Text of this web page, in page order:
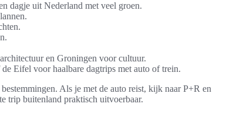
dagje uit Nederland met veel groen.
en Groningen voor cultuur.
Eifel voor haalbare dagtrips met auto of trein.
Als je met de auto reist, kijk naar P+R en
trip buitenland praktisch uitvoerbaar.